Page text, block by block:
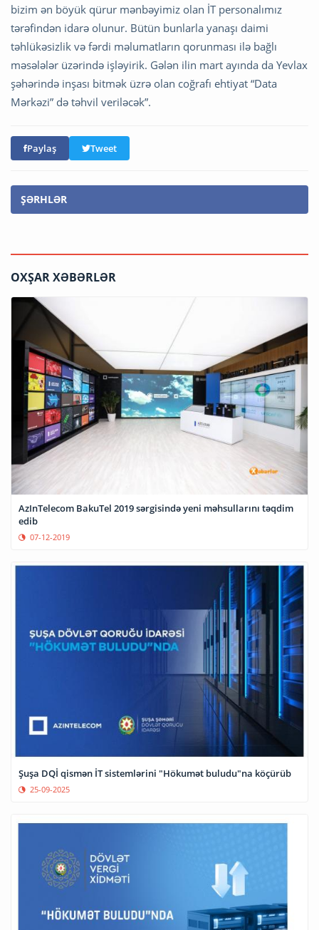
bizim ən böyük qürur mənbəyimiz olan İT personalımız
tərəfindən idarə olunur. Bütün bunlarla yanaşı daimi
təhlükəsizlik və fərdi məlumatların qorunması ilə bağlı
məsələlər üzərində işləyirik. Gələn ilin mart ayında da Yevlax
şəhərində inşası bitmək üzrə olan coğrafı ehtiyat “Data
Mərkəzi” də təhvil veriləcək”.
Paylaş Tweet
ŞƏRHLƏR
OXŞAR XƏBƏRLƏR
AzInTelecom BakuTel 2019 sərgisində yeni məhsullarını təqdim
edib
07-12-2019
Şuşa DQİ qismən İT sistemlərini "Hökumət buludu"na köçürüb
25-09-2025